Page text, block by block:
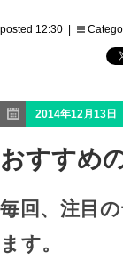
posted 12:30 |
2014年12月13日
おすすめ
毎回、注目
ます。